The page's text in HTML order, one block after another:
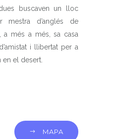
buscaven un lloc
mestra d’anglés de
a més a més, sa casa
i llibertat per a
el desert.
MAPA